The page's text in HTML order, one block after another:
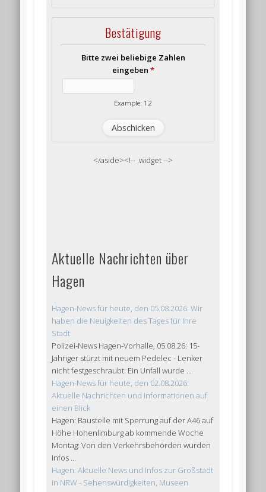
Bestätigung
Bitte zwei beliebige Zahlen
eingeben *
Example: 12
</aside><!-- .widget -->
Aktuelle Nachrichten über
Hagen
Hagen-News für heute, den 05.08.2026: Wir
haben die Neuigkeiten des Tages für Ihre
Stadt
Polizei-News Hagen-Vorhalle, 05.08.26: 15-
Jähriger stürzt mit neuem Pedelec - Lenker
nicht festgeschraubt: Ein Unfall wurde ...
Hagen-News für heute, den 02.08.2026:
Aktuelle Nachrichten und Informationen auf
einen Blick
Hagen: Baustelle mit Sperrung auf der A46 auf
Höhe Hohenlimburg ab kommende Woche
Montag: Von den Verkehrsbehörden wurden
Infos ...
Hagen: Aktuelle News und Infos zur Großstadt
in NRW - Sehenswürdigkeiten, Museen